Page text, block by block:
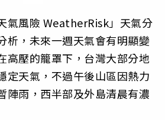
氣風險 WeatherRisk」天氣分
析，未來一週天氣會有明顯變
高壓的籠罩下，台灣大部分地
定天氣，不過午後山區因熱力
陣雨，西半部及外島清晨有濃